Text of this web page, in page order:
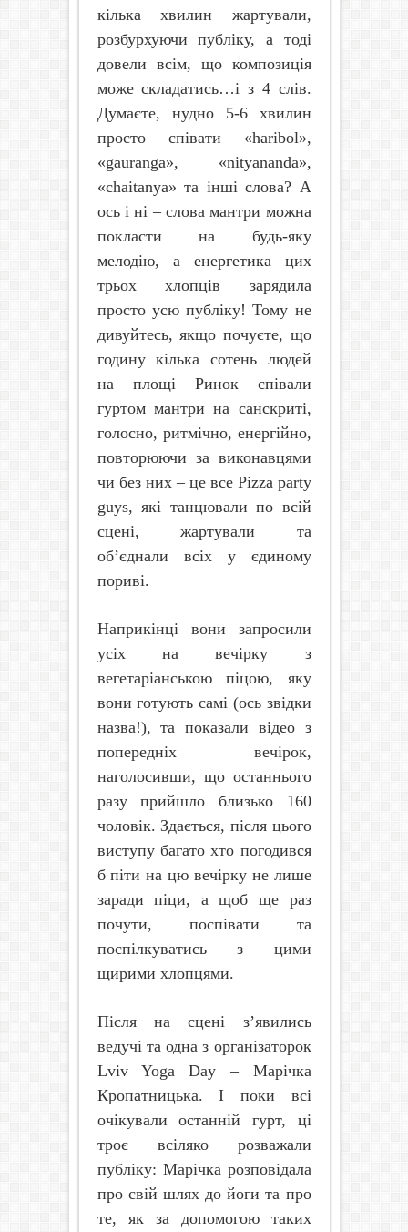
кілька хвилин жартували,
розбурхуючи публіку, а тоді
довели всім, що композиція
може складатись…і з 4 слів.
Думаєте, нудно 5-6 хвилин
просто співати «haribol»,
«gauranga», «nityananda»,
«chaitanya» та інші слова? А
ось і ні – слова мантри можна
покласти на будь-яку
мелодію, а енергетика цих
трьох хлопців зарядила
просто усю публіку! Тому не
дивуйтесь, якщо почуєте, що
годину кілька сотень людей
на площі Ринок співали
гуртом мантри на санскриті,
голосно, ритмічно, енергійно,
повторюючи за виконавцями
чи без них – це всеPizza party
guys, які танцювали по всій
сцені, жартували та
об’єднали всіх у єдиному
пориві.
Наприкінці вони запросили
усіх на вечірку з
вегетаріанською піцою, яку
вони готують самі (ось звідки
назва!), та показали відео з
попередніх вечірок,
наголосивши, що останнього
разу прийшло близько 160
чоловік. Здається, після цього
виступу багато хто погодився
б піти на цю вечірку не лише
заради піци, а щоб ще раз
почути, поспівати та
поспілкуватись з цими
щирими хлопцями.
Після на сцені з’явились
ведучі та одна з організаторок
Lviv
Yoga Day – Марічка
Кропатницька. І поки всі
очікували останній гурт, ці
троє всіляко розважали
публіку: Марічка розповідала
про свій шлях до йоги та про
те, як за допомогою таких